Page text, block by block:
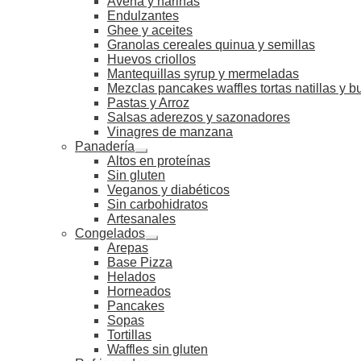
Endulzantes
Ghee y aceites
Granolas cereales quinua y semillas
Huevos criollos
Mantequillas syrup y mermeladas
Mezclas pancakes waffles tortas natillas y
Pastas y Arroz
Salsas aderezos y sazonadores
Vinagres de manzana
Panadería
Altos en proteínas
Sin gluten
Veganos y diabéticos
Sin carbohidratos
Artesanales
Congelados
Arepas
Base Pizza
Helados
Horneados
Pancakes
Sopas
Tortillas
Waffles sin gluten